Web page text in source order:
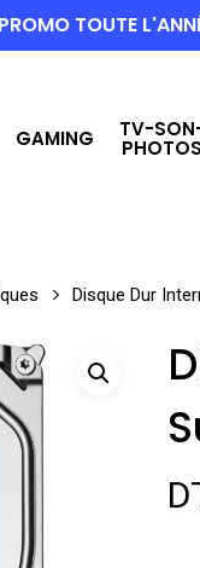
PROMO TOUTE
GAMING TV-
PHOTOS
Disque Dur